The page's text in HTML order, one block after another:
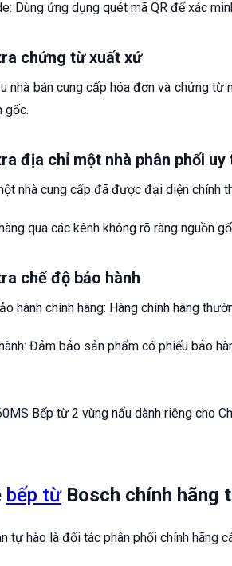
Dùng ứng dụng quét mã QR để xác
chứng từ xuất xứ
nhà bán cung cấp hóa đơn và chứng
gốc.
địa chỉ một nhà phân phối uy
nhà cung cấp đã được đại diện chính
qua các kênh không rõ ràng nguồn
chế độ bảo hành
hành chính hãng: Hàng chính hãng
Đảm bảo sản phẩm có phiếu bảo
bếp từBosch chính hãng
tự hào là đối tác phân phối chính hãng